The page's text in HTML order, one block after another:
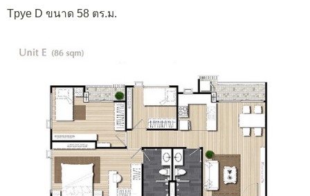
Tpye D ขนาด 58 ตร.ม.